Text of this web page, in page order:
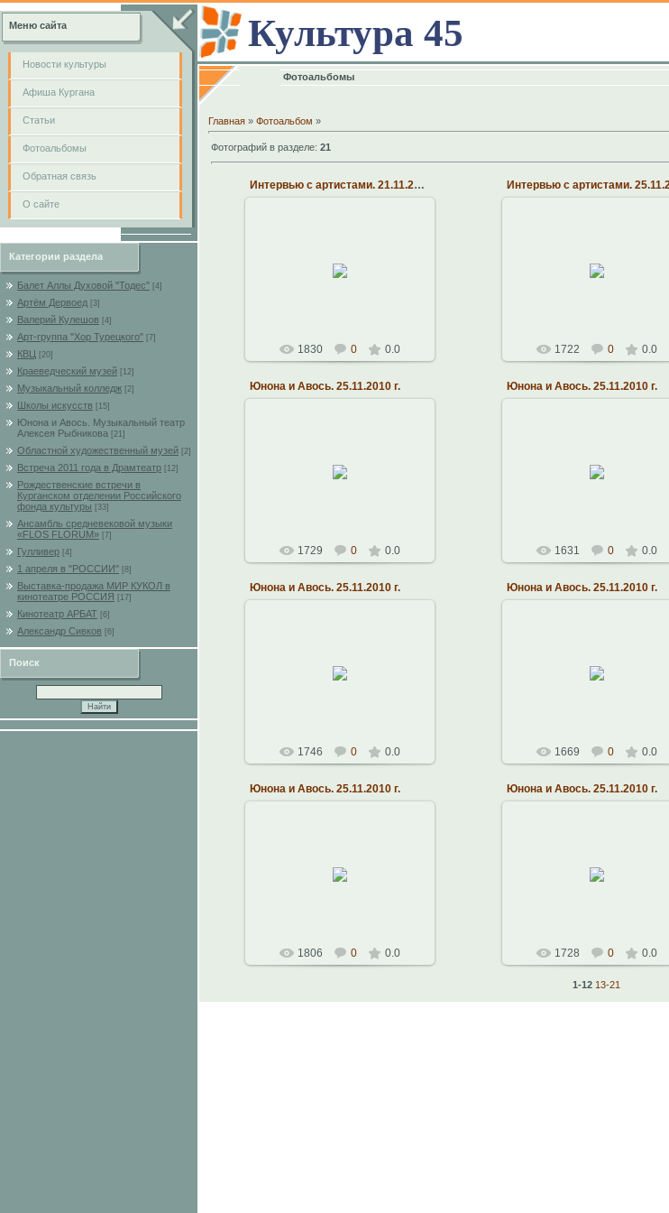
Меню сайта
Новости культуры
Афиша Кургана
Cтатьи
Фотоальбомы
Обратная связь
О сайте
Категории раздела
Балет Аллы Духовой "Тодес" [4]
Артём Дервоед [3]
Валерий Кулешов [4]
Арт-группа "Хор Турецкого" [7]
КВЦ [20]
Краеведческий музей [12]
Музыкальный колледж [2]
Школы искусств [15]
Юнона и Авось. Музыкальный театр
Алексея Рыбникова
[21]
Областной художественный музей [2]
Встреча 2011 года в Драмтеатр [12]
Рождественские встречи в
Курганском отделении Российского
фонда культуры
[33]
Ансамбль средневековой музыки
«FLOS FLORUM» [7]
Гулливер [4]
1 апреля в "РОССИИ" [8]
Выставка-продажа МИР КУКОЛ в
кинотеатре РОССИЯ
[17]
Кинотеатр АРБАТ [6]
Александр Сивков [6]
Поиск
Культура 45
Фотоальбомы
Главная » Фотоальбом »
Фотографий в разделе: 21
Интервью с артистами. 21.11.2010 г.
21.11.2010 г.
Музыкальный театр Алексея
1830 0 0.0
21.11.2010 г.
Музыкальный театр Алексея
1722 0 0.0
Юнона и Авось. 25.11.2010 г.
21.11.2010 г.
Музыкальный театр Алексея
1729 0 0.0
Юнона и Авось. 25.11.2010 г.
21.11.2010 г.
Музыкальный театр Алексея
1631 0 0.0
Юнона и Авось. 25.11.2010 г.
21.11.2010 г.
Музыкальный театр Алексея
1746 0 0.0
Юнона и Авось. 25.11.2010 г.
21.11.2010 г.
Музыкальный театр Алексея
1669 0 0.0
Юнона и Авось. 25.11.2010 г.
21.11.2010 г.
Музыкальный театр Алексея
1806 0 0.0
Юнона и Авось. 25.11.2010 г.
21.11.2010 г.
Музыкальный театр Алексея
1728 0 0.0
1-12 13-21